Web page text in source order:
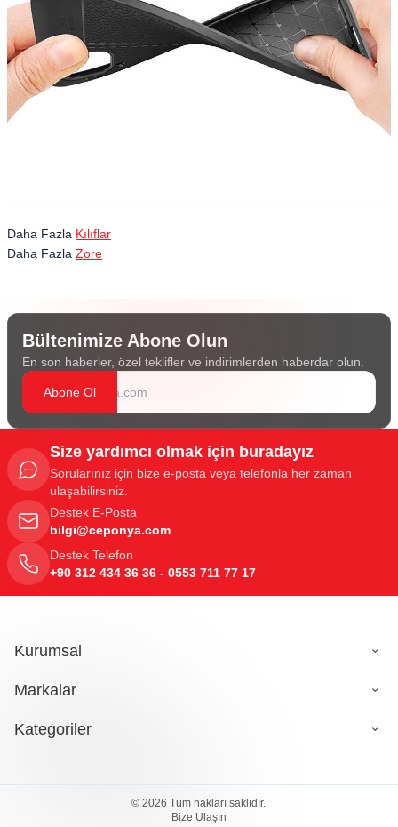
Sepete Ekle
Daha Fazla Kılıflar
Daha Fazla Zore
Bültenimize Abone Olun
En son haberler, özel teklifler ve indirimlerden haberdar olun.
Abone Ol
Size yardımcı olmak için buradayız
Sorularınız için bize e-posta veya telefonla her zaman
ulaşabilirsiniz.
Destek E-Posta
bilgi@ceponya.com
Destek Telefon
+90 312 434 36 36 - 0553 711 77 17
Kurumsal
Markalar
Kategoriler
© 2026 Tüm hakları saklıdır.
Bize Ulaşın